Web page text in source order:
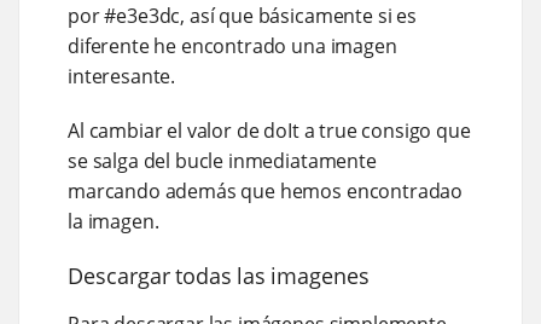
por #e3e3dc, así que básicamente si es
diferente he encontrado una imagen
interesante.
Al cambiar el valor de doIt a true consigo que
se salga del bucle inmediatamente
marcando además que hemos encontradao
la imagen.
Descargar todas las imagenes